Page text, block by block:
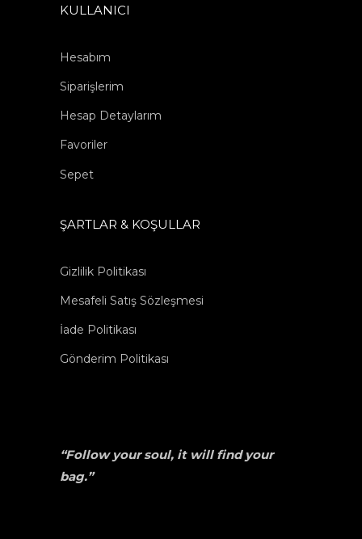
KULLANICI
Hesabım
Siparişlerim
Hesap Detaylarım
Favoriler
Sepet
ŞARTLAR & KOŞULLAR
Gizlilik Politikası
Mesafeli Satış Sözleşmesi
İade Politikası
Gönderim Politikası
“Follow your soul, it will find your
bag.”